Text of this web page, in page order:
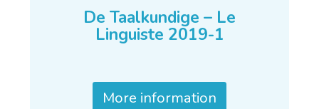
De Taalkundige – Le
Linguiste 2019-1
More information